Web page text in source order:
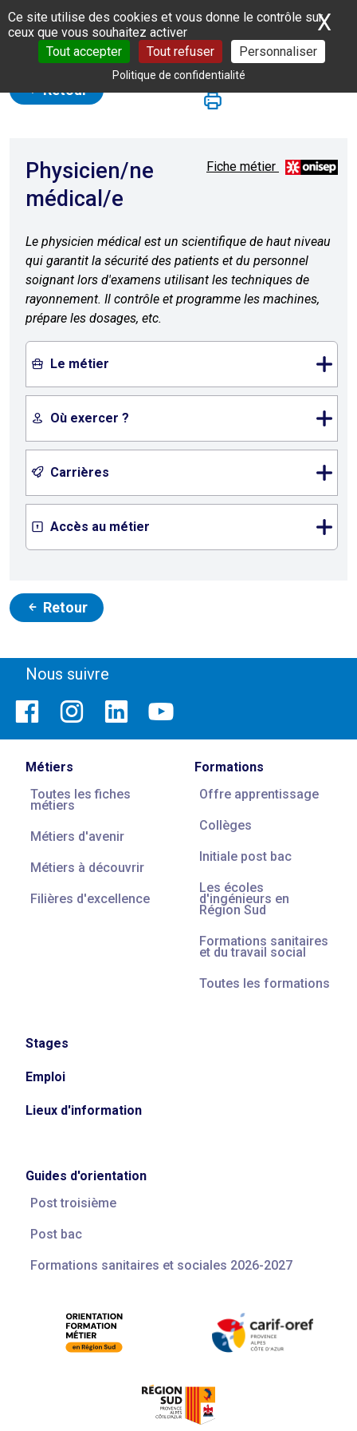
Panneau de gestion des cookies
Ce site utilise des cookies et vous donne le contrôle sur
ceux que vous souhaitez activer
Tout accepter
Tout refuser Personnaliser
Politique de confidentialité
X
Retour
Physicien/ne
médical/e
Fiche métier
Le physicien médical est un scientifique de haut niveau
qui garantit la sécurité des patients et du personnel
soignant lors d'examens utilisant les techniques de
rayonnement. Il contrôle et programme les machines,
prépare les dosages, etc.
Le métier
Où exercer ?
Carrières
Accès au métier
Retour
Nous suivre
Métiers
Toutes les fiches
métiers
Métiers d'avenir
Métiers à découvrir
Filières d'excellence
Formations
Offre apprentissage
Collèges
Initiale post bac
Les écoles
d'ingénieurs en
Région Sud
Formations sanitaires
et du travail social
Toutes les formations
Stages
Emploi
Lieux d'information
Guides d'orientation
Post troisième
Post bac
Formations sanitaires et sociales 2026-2027